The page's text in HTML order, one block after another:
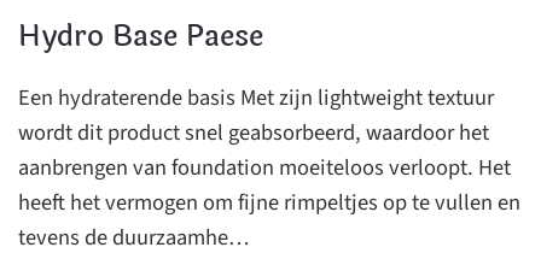
Hydro Base Paese
Een hydraterende basis Met zijn lightweight textuur
wordt dit product snel geabsorbeerd, waardoor het
aanbrengen van foundation moeiteloos verloopt. Het
heeft het vermogen om fijne rimpeltjes op te vullen en
tevens de duurzaamhe…